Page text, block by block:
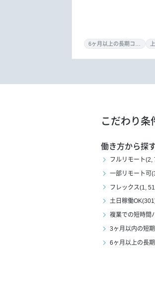
こだわり条
働き方から探
フルリモート(2,
一部リモート可
フレックス(1,
土日稼働
複業での短時間
3ヶ月以内の短
6ヶ月以上の長